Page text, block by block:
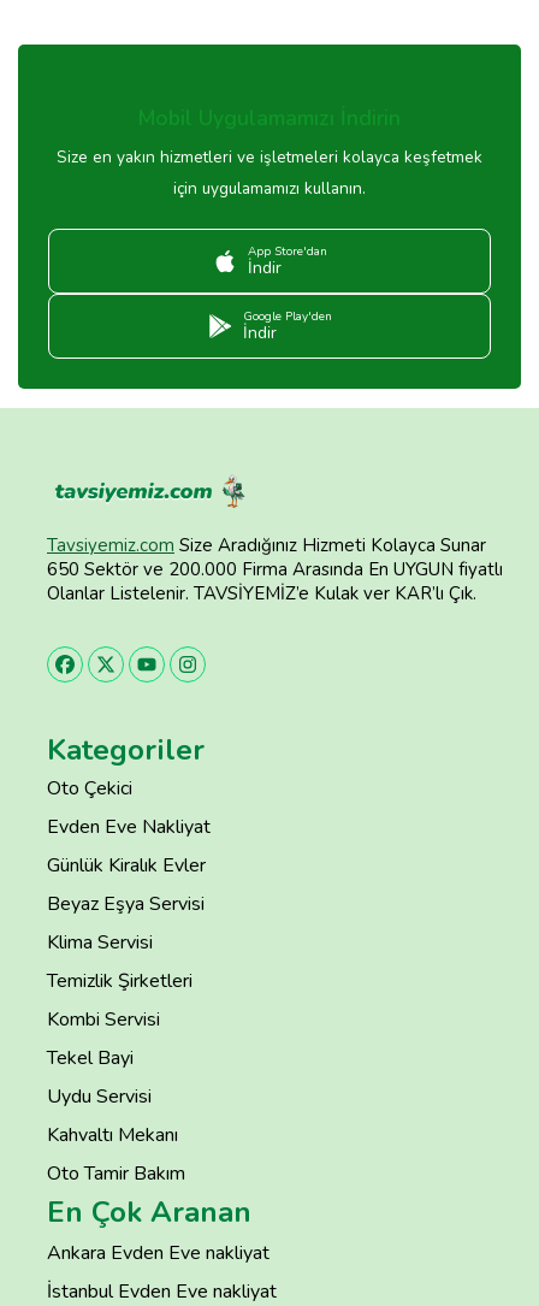
Mobil Uygulamamızı İndirin
Size en yakın hizmetleri ve işletmeleri kolayca keşfetmek
için uygulamamızı kullanın.
App Store'dan
İndir
Google Play'den
İndir
Tavsiyemiz.com Size Aradığınız Hizmeti Kolayca Sunar
650 Sektör ve 200.000 Firma Arasında En UYGUN fiyatlı
Olanlar Listelenir. TAVSİYEMİZ’e Kulak ver KAR’lı Çık.
Kategoriler
Oto Çekici
Evden Eve Nakliyat
Günlük Kiralık Evler
Beyaz Eşya Servisi
Klima Servisi
Temizlik Şirketleri
Kombi Servisi
Tekel Bayi
Uydu Servisi
Kahvaltı Mekanı
Oto Tamir Bakım
En Çok Aranan
Ankara Evden Eve nakliyat
İstanbul Evden Eve nakliyat